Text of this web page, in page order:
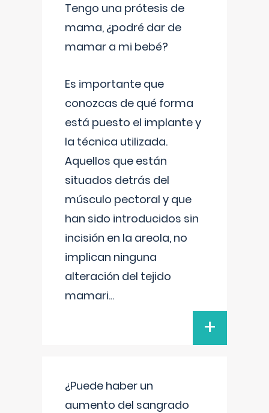
Tengo una prótesis de
mama, ¿podré dar de
mamar a mi bebé?
Es importante que
conozcas de qué forma
está puesto el implante y
la técnica utilizada.
Aquellos que están
situados detrás del
músculo pectoral y que
han sido introducidos sin
incisión en la areola, no
implican ninguna
alteración del tejido
mamari...
+
¿Puede haber un
aumento del sangrado